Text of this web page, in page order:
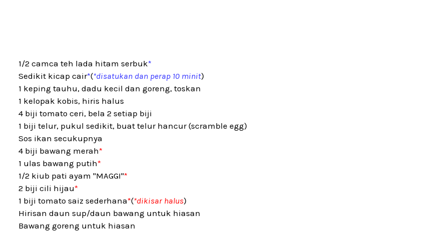
1/2 camca teh lada hitam serbuk*
Sedikit kicap cair*(*disatukan dan perap 10 minit)
1 keping tauhu, dadu kecil dan goreng, toskan
1 kelopak kobis, hiris halus
4 biji tomato ceri, bela 2 setiap biji
1 biji telur, pukul sedikit, buat telur hancur (scramble egg)
Sos ikan secukupnya
4 biji bawang merah*
1 ulas bawang putih*
1/2 kiub pati ayam "MAGGI"*
2 biji cili hijau*
1 biji tomato saiz sederhana*(*dikisar halus)
Hirisan daun sup/daun bawang untuk hiasan
Bawang goreng untuk hiasan